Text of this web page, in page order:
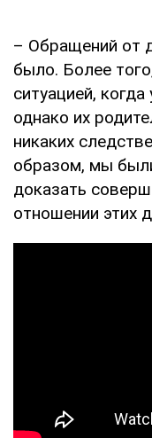
– Обращений от
было. Более
ситуацией,
однако их
никаких
образом, мы
доказать
отношении этих